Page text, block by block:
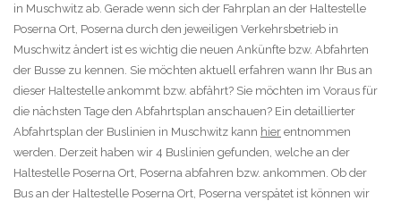
in Muschwitz ab. Gerade wenn sich der Fahrplan an der Haltestelle
Poserna Ort, Poserna durch den jeweiligen Verkehrsbetrieb in
Muschwitz ändert ist es wichtig die neuen Ankünfte bzw. Abfahrten
der Busse zu kennen. Sie möchten aktuell erfahren wann Ihr Bus an
dieser Haltestelle ankommt bzw. abfährt? Sie möchten im Voraus für
die nächsten Tage den Abfahrtsplan anschauen? Ein detaillierter
Abfahrtsplan der Buslinien in Muschwitz kann hier entnommen
werden. Derzeit haben wir 4 Buslinien gefunden, welche an der
Haltestelle Poserna Ort, Poserna abfahren bzw. ankommen. Ob der
Bus an der Haltestelle Poserna Ort, Poserna verspätet ist können wir